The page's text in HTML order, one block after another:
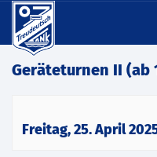
Geräteturnen II (ab
Freitag, 25. April